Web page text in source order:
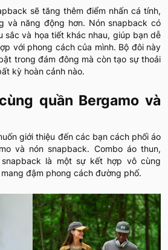
sẽ tăng thêm điểm nhấn cá tính,
và năng động hơn. Nón snapback có
sắc và họa tiết khác nhau, giúp bạn dễ
với phong cách của mình. Bộ đôi này
trong đám đông mà còn tạo sự thoải
kỳ hoàn cảnh nào.
quần Bergamo và
giới thiệu đến các bạn cách phối áo
và nón snapback. Combo áo thun,
là một sự kết hợp vô cùng
đậm phong cách đường phố.